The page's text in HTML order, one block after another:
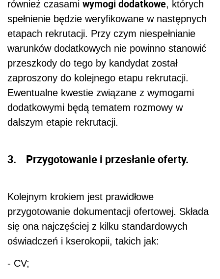
również czasami wymogi dodatkowe, których
spełnienie będzie weryfikowane w następnych
etapach rekrutacji. Przy czym niespełnianie
warunków dodatkowych nie powinno stanowić
przeszkody do tego by kandydat został
zaproszony do kolejnego etapu rekrutacji.
Ewentualne kwestie związane z wymogami
dodatkowymi będą tematem rozmowy w
dalszym etapie rekrutacji.
3. Przygotowanie i przesłanie oferty.
Kolejnym krokiem jest prawidłowe
przygotowanie dokumentacji ofertowej. Składa
się ona najczęściej z kilku standardowych
oświadczeń i kserokopii, takich jak:
- CV;